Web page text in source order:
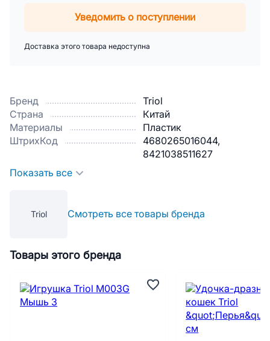
Бренд
Triol
Страна
Китай
Материалы
Пластик
ШтрихКод
4680265016044,
8421038511627
Показать все
Triol Смотреть все товары бренда
Уведомить о поступлении
Доставка этого товара недоступна
Товары этого бренда